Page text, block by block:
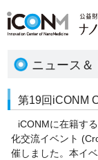
ニュース＆
第19回iCONM
iCONMに在籍す
化交流イベント
催しました。本イ